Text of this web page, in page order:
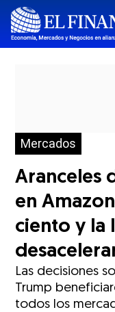
Mercados
Aranceles
en
ciento y la
Las decisiones
Trump
todos los